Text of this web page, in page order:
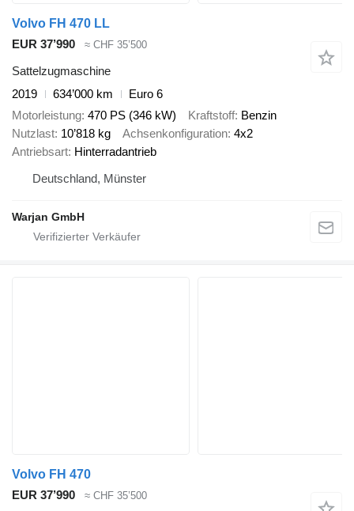
Volvo FH 470 LL
EUR 37’990
≈ CHF 35’500
Sattelzugmaschine
2019
634’000 km
Euro 6
Motorleistung 470 PS (346 kW) Kraftstoff Benzin
Nutzlast 10’818 kg Achsenkonfiguration 4x2
Antriebsart Hinterradantrieb
Deutschland, Münster
Warjan GmbH
Volvo FH 470
EUR 37’990
≈ CHF 35’500